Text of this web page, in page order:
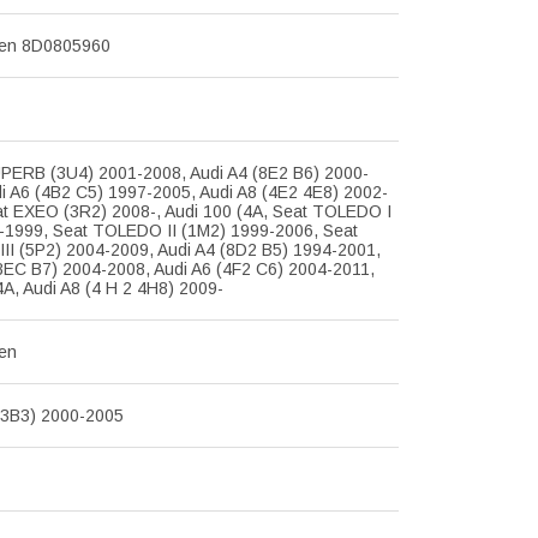
8D0805960
(3U4) 2001-2008, Audi A4 (8E2 B6) 2000-
A6 (4B2 C5) 1997-2005, Audi A8 (4E2 4E8) 2002-
EXEO (3R2) 2008-, Audi 100 (4A, Seat TOLEDO I
Seat TOLEDO II (1M2) 1999-2006, Seat
(5P2) 2004-2009, Audi A4 (8D2 B5) 1994-2001,
B7) 2004-2008, Audi A6 (4F2 C6) 2004-2011,
Audi A8 (4 H 2 4H8) 2009-
2000-2005